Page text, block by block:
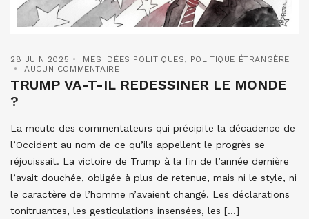
28 JUIN 2025 MES IDÉES POLITIQUES, POLITIQUE ÉTRANGÈRE
AUCUN COMMENTAIRE
TRUMP VA-T-IL REDESSINER LE MONDE
?
La meute des commentateurs qui précipite la décadence de
l’Occident au nom de ce qu’ils appellent le progrès se
réjouissait. La victoire de Trump à la fin de l’année dernière
l’avait douchée, obligée à plus de retenue, mais ni le style, ni
le caractère de l’homme n’avaient changé. Les déclarations
tonitruantes, les gesticulations insensées, les […]